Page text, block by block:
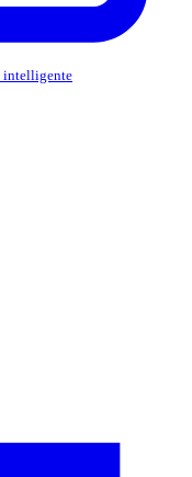
intelligente